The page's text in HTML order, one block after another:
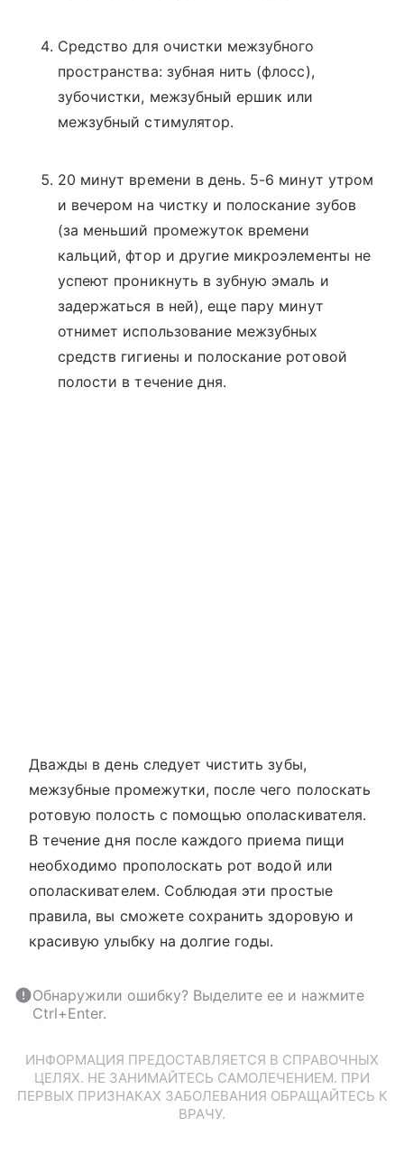
Средство для очистки межзубного
пространства: зубная нить (флосс),
зубочистки, межзубный ершик или
межзубный стимулятор.
20 минут времени в день. 5-6 минут утром
и вечером на чистку и полоскание зубов
(за меньший промежуток времени
кальций, фтор и другие микроэлементы не
успеют проникнуть в зубную эмаль и
задержаться в ней), еще пару минут
отнимет использование межзубных
средств гигиены и полоскание ротовой
полости в течение дня.
Дважды в день следует чистить зубы,
межзубные промежутки, после чего полоскать
ротовую полость с помощью ополаскивателя.
В течение дня после каждого приема пищи
необходимо прополоскать рот водой или
ополаскивателем. Соблюдая эти простые
правила, вы сможете сохранить здоровую и
красивую улыбку на долгие годы.
Обнаружили ошибку? Выделите ее и нажмите
Ctrl+Enter.
ИНФОРМАЦИЯ ПРЕДОСТАВЛЯЕТСЯ В СПРАВОЧНЫХ
ЦЕЛЯХ. НЕ ЗАНИМАЙТЕСЬ САМОЛЕЧЕНИЕМ. ПРИ
ПЕРВЫХ ПРИЗНАКАХ ЗАБОЛЕВАНИЯ ОБРАЩАЙТЕСЬ К
ВРАЧУ.